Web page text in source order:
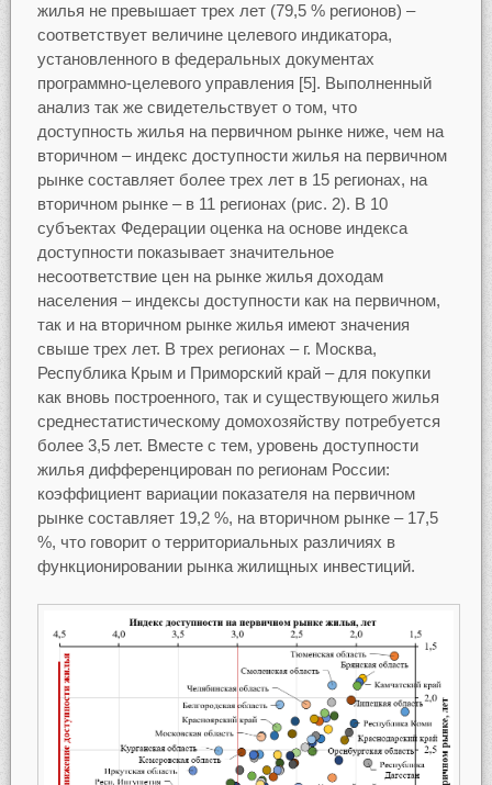
жилья не превышает трех лет (79,5 % регионов) –
соответствует величине целевого индикатора,
установленного в федеральных документах
программно-целевого управления [5]. Выполненный
анализ так же свидетельствует о том, что
доступность жилья на первичном рынке ниже, чем на
вторичном – индекс доступности жилья на первичном
рынке составляет более трех лет в 15 регионах, на
вторичном рынке – в 11 регионах (рис. 2). В 10
субъектах Федерации оценка на основе индекса
доступности показывает значительное
несоответствие цен на рынке жилья доходам
населения – индексы доступности как на первичном,
так и на вторичном рынке жилья имеют значения
свыше трех лет. В трех регионах – г. Москва,
Республика Крым и Приморский край – для покупки
как вновь построенного, так и существующего жилья
среднестатистическому домохозяйству потребуется
более 3,5 лет. Вместе с тем, уровень доступности
жилья дифференцирован по регионам России:
коэффициент вариации показателя на первичном
рынке составляет 19,2 %, на вторичном рынке – 17,5
%, что говорит о территориальных различиях в
функционировании рынка жилищных инвестиций.